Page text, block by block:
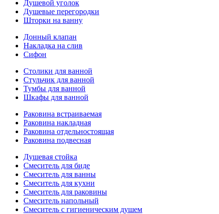
Душевой уголок
Душевые перегородки
Шторки на ванну
Донный клапан
Накладка на слив
Сифон
Столики для ванной
Стульчик для ванной
Тумбы для ванной
Шкафы для ванной
Раковина встраиваемая
Раковина накладная
Раковина отдельностоящая
Раковина подвесная
Душевая стойка
Смеситель для биде
Смеситель для ванны
Смеситель для кухни
Смеситель для раковины
Смеситель напольный
Смеситель с гигиеническим душем